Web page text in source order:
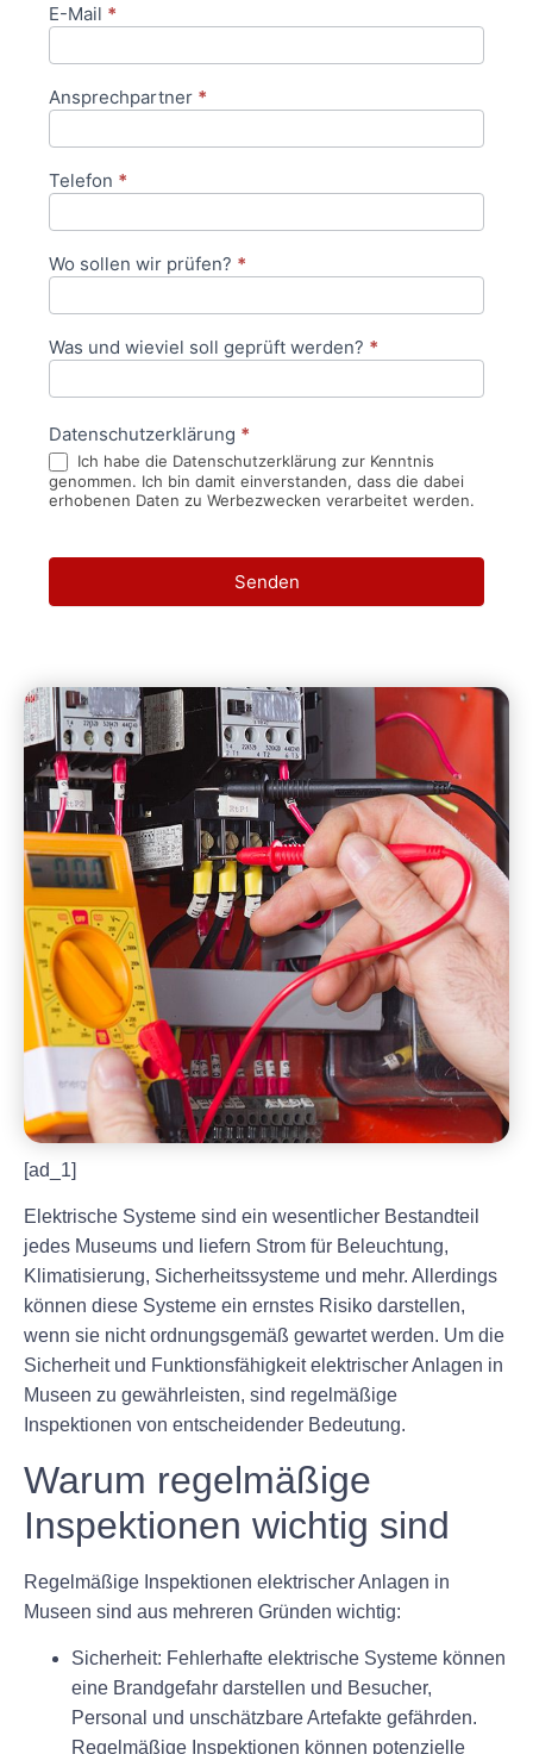
E-Mail *
Ansprechpartner *
Telefon *
Wo sollen wir prüfen? *
Was und wieviel soll geprüft werden? *
Datenschutzerklärung *
Ich habe die Datenschutzerklärung zur Kenntnis
genommen. Ich bin damit einverstanden, dass die dabei
erhobenen Daten zu Werbezwecken verarbeitet werden.
Senden
[ad_1]
Elektrische Systeme sind ein wesentlicher Bestandteil
jedes Museums und liefern Strom für Beleuchtung,
Klimatisierung, Sicherheitssysteme und mehr. Allerdings
können diese Systeme ein ernstes Risiko darstellen,
wenn sie nicht ordnungsgemäß gewartet werden. Um die
Sicherheit und Funktionsfähigkeit elektrischer Anlagen in
Museen zu gewährleisten, sind regelmäßige
Inspektionen von entscheidender Bedeutung.
Warum regelmäßige
Inspektionen wichtig sind
Regelmäßige Inspektionen elektrischer Anlagen in
Museen sind aus mehreren Gründen wichtig:
Sicherheit: Fehlerhafte elektrische Systeme können
eine Brandgefahr darstellen und Besucher,
Personal und unschätzbare Artefakte gefährden.
Regelmäßige Inspektionen können potenzielle